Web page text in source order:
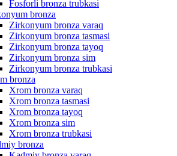
Fosforli bronza trubkasi
bronza
Zirkonyum bronza varaq
Zirkonyum bronza tasmasi
Zirkonyum bronza tayoq
Zirkonyum bronza sim
Zirkonyum bronza trubkasi
bronza
Xrom bronza varaq
Xrom bronza tasmasi
Xrom bronza tayoq
Xrom bronza sim
Xrom bronza trubkasi
bronza